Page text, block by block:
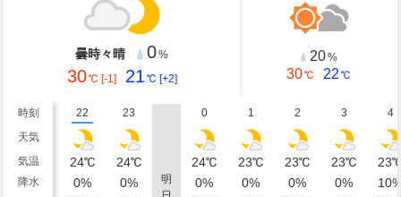
曇時々晴 0%
30℃ [-1] 21 ℃ [+2]
20%
30℃ 22 ℃
時刻 22 23
明
0 1 2 3
4
天気
気温
24℃ 24℃ 24℃ 23℃ 23℃ 23℃ 23
降水 0% 0% 0% 0% 0% 0% 10